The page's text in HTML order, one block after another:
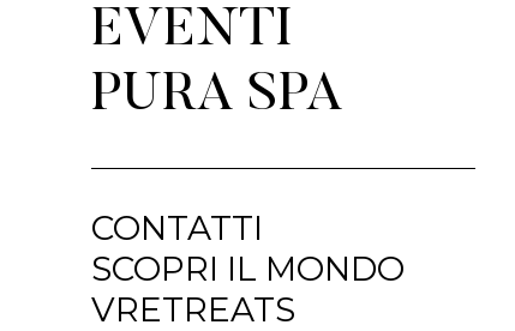
EVENTI
PURA SPA
CONTATTI
SCOPRI IL MONDO
VRETREATS